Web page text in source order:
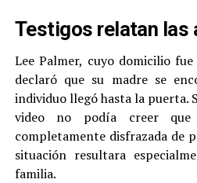
Testigos relatan las
Lee Palmer, cuyo domicilio
declaró que su madre se
individuo llegó hasta la puerta.
video no podía creer que
completamente disfrazada de
situación resultara
familia.